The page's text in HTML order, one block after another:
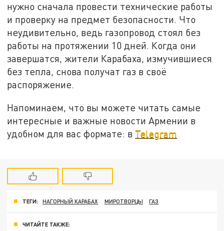
нужно сначала провести технические работы
и проверку на предмет безопасности. Что
неудивительно, ведь газопровод стоял без
работы на протяжении 10 дней. Когда они
завершатся, жители Карабаха, измучившиеся
без тепла, снова получат газ в своё
распоряжение.
Напоминаем, что вы можете читать самые
интересные и важные новости Армении в
удобном для вас формате: в Telegram
ТЕГИ: НАГОРНЫЙ КАРАБАХ МИРОТВОРЦЫ ГАЗ
ЧИТАЙТЕ ТАКЖЕ: